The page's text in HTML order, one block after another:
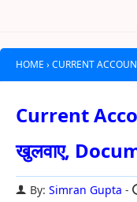
HOME › CURRENT
Current
खुलवाए,
By: Simran Gupta